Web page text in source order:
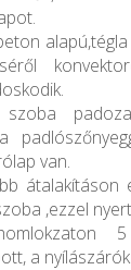
van.
átalakításon
,ezzel
a